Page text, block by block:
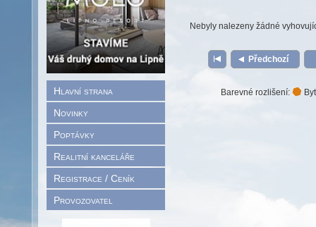
Hlavní strana
Novinky
Poptávky
Realitní kanceláře
Registrace / Ceník
Provozovatel
Nebyly nalezeny žádné
Předchozí
Barevné rozlišení: